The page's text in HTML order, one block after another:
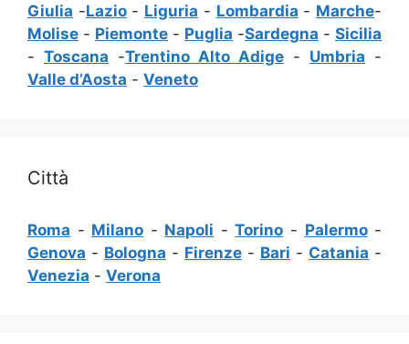
Giulia -Lazio- Liguria - Lombardia - Marche-
Molise - Piemonte - Puglia -Sardegna - Sicilia
- Toscana -Trentino Alto Adige - Umbria -
Valle d’Aosta - Veneto
Città
Roma - Milano - Napoli -Torino - Palermo-
Genova - Bologna - Firenze - Bari - Catania -
Venezia - Verona